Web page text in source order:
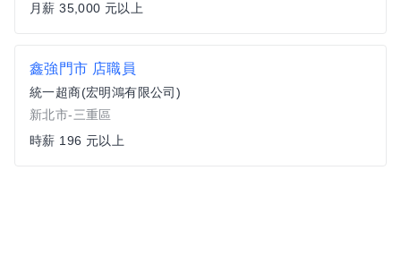
月薪 35,000 元以上
鑫強門市 店職員
統一超商(宏明鴻有限公司)
新北市-三重區
時薪 196 元以上